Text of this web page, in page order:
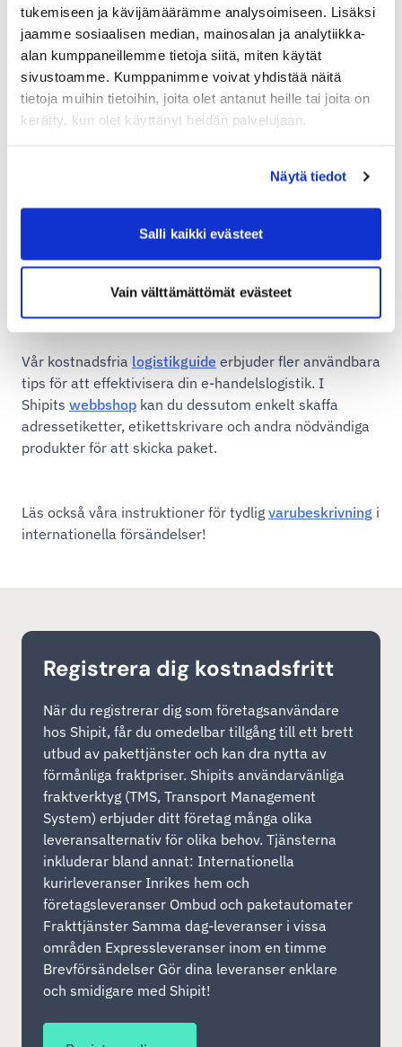
tukemiseen ja kävijämäärämme analysoimiseen. Lisäksi
jaamme sosiaalisen median, mainosalan ja analytiikka-
alan kumppaneillemme tietoja siitä, miten käytät
sivustoamme. Kumppanimme voivat yhdistää näitä
tietoja muihin tietoihin, joita olet antanut heille tai joita on
kerätty, kun olet käyttänyt heidän palvelujaan.
Näytä tiedot
Salli kaikki evästeet
Vain välttämättömät evästeet
eller till och med ett stort börsnoterat företag,
påminner Hakanen.
Vår kundservice betjänar vardagar kl. 9-16
i chatten på webbplatsen
Läs mer om våra mångsidiga tjänster före-handel
ochföretagsamtregistreradig kostnadsfritt.
Vår kostnadsfria logistikguide erbjuder fler användbara
tips för att effektivisera din e-handelslogistik. I
Shipits webbshop kan du dessutom enkelt skaffa
adressetiketter, etikettskrivare och andra nödvändiga
produkter för att skicka paket.
Läs också våra instruktioner för tydlig varubeskrivning i
internationella försändelser!
Registrera dig kostnadsfritt
När du registrerar dig som företagsanvändare
hos Shipit, får du omedelbar tillgång till ett brett
utbud av pakettjänster och kan dra nytta av
förmånliga fraktpriser. Shipits användarvänliga
fraktverktyg (TMS, Transport Management
System) erbjuder ditt företag många olika
leveransalternativ för olika behov. Tjänsterna
inkluderar bland annat: Internationella
kurirleveranser Inrikes hem och
företagsleveranser Ombud och paketautomater
Frakttjänster Samma dag-leveranser i vissa
områden Expressleveranser inom en timme
Brevförsändelser Gör dina leveranser enklare
och smidigare med Shipit!